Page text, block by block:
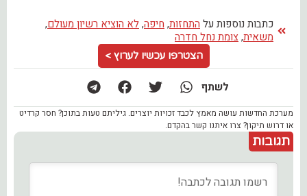
כתבות נוספות על התחזות, חיפה,לא הוציא רשיון מעולם,
משאית,צומת נחל חדרה
הצטרפו עכשיו לערוץ >
לשתף
מערכת החדשות עושה מאמץ לכבד זכויות יוצרים. גיליתם טעות בתוכן? חסר קרדיט
או דרוש תיקון? צרו איתנו קשר בהקדם.
תגובות